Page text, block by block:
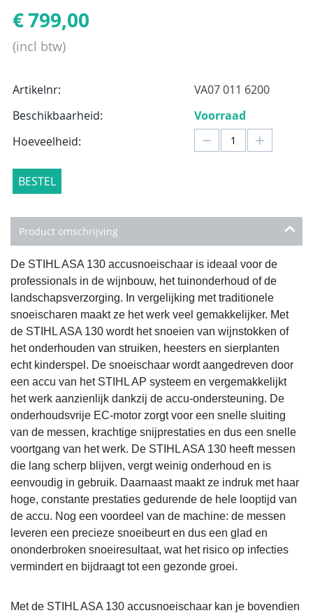
€799,00
(incl btw)
Artikelnr:
VA07 011 6200
Beschikbaarheid:
Voorraad
Hoeveelheid:
+
−
BESTEL
Product omschrijving
De STIHL ASA 130 accusnoeischaar is ideaal voor de
professionals in de wijnbouw, het tuinonderhoud of de
landschapsverzorging. In vergelijking met traditionele
snoeischaren maakt ze het werk veel gemakkelijker. Met
de STIHL ASA 130 wordt het snoeien van wijnstokken of
het onderhouden van struiken, heesters en sierplanten
echt kinderspel. De snoeischaar wordt aangedreven door
een accu van het STIHL AP systeem en vergemakkelijkt
het werk aanzienlijk dankzij de accu-ondersteuning. De
onderhoudsvrije EC-motor zorgt voor een snelle sluiting
van de messen, krachtige snijprestaties en dus een snelle
voortgang van het werk. De STIHL ASA 130 heeft messen
die lang scherp blijven, vergt weinig onderhoud en is
eenvoudig in gebruik. Daarnaast maakt ze indruk met haar
hoge, constante prestaties gedurende de hele looptijd van
de accu. Nog een voordeel van de machine: de messen
leveren een precieze snoeibeurt en dus een glad en
ononderbroken snoeiresultaat, wat het risico op infecties
vermindert en bijdraagt tot een gezonde groei.
Met de STIHL ASA 130 accusnoeischaar kan je bovendien